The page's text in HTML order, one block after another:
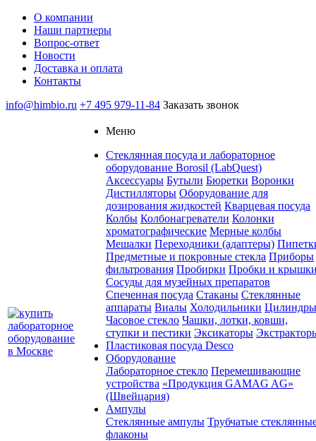
О компании
Наши партнеры
Вопрос-ответ
Новости
Доставка и оплата
Контакты
info@himbio.ru +7 495 979-11-84 Заказать звонок
Меню
Стеклянная посуда и лабораторное
оборудование Borosil (LabQuest)
Аксессуары Бутыли Бюретки Воронки
Дистилляторы Оборудование для
дозирования жидкостей Кварцевая посуда
Колбы Колбонагреватели Колонки
хроматографические Мерные колбы
Мешалки Переходники (адаптеры)
Предметные и покровные стекла Приборы
фильтрования Пробирки Пробки и
Сосуды для музейных препаратов
Спеченная посуда Стаканы Стеклянные
аппараты Виалы Холодильники Цилиндры
Часовое стекло Чашки, лотки, ковши,
ступки и пестики Эксикаторы
Пластиковая посуда Desco
Оборудование
Лабораторное стекло Перемешивающие
устройства «Продукция GAMAG AG»
(Швейцария)
Ампулы
Стеклянные ампулы Трубчатые
флаконы